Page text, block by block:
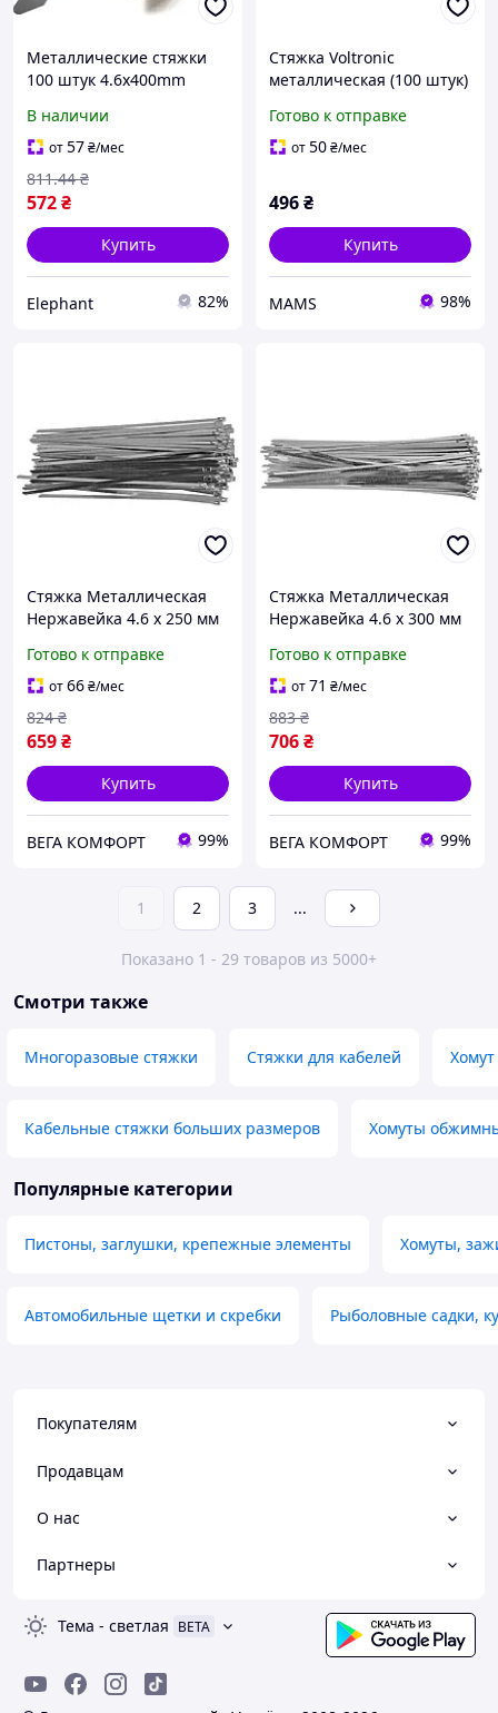
Металлические стяжки
100 штук 4.6х400mm
материалов
универсальные стяжки
EPT
В наличии
от57₴/мес
572₴
811.44 ₴
Купить
Elephant 82%
Стяжка Voltronic
металлическая (100 штук)
CM4,6х400mm) (j773678)
Готово к отправке
от50₴/мес
496₴
Купить
MAMS 98%
Стяжка Металлическая
Нержавейка 4.6 х 250 мм
Готово к отправке
от66₴/мес
659₴
824 ₴
Купить
ВЕГА КОМФОРТ 99%
Стяжка Металлическая
Нержавейка 4.6 х 300 мм
Готово к отправке
от71 ₴/мес
706₴
883 ₴
Купить
ВЕГА КОМФОРТ 99%
1 2 3 ...
Показано 1 - 29 товаров из 5000+
Смотри также
Многоразовые стяжки Стяжки для кабелей
Кабельные стяжки больших размеров Хомуты
Популярные категории
Пистоны, заглушки, крепежные элементы Хомуты,
Автомобильные щетки и скребки Рыболовные садки,
Покупателям
Продавцам
О нас
Партнеры
Тема - светлая BETA